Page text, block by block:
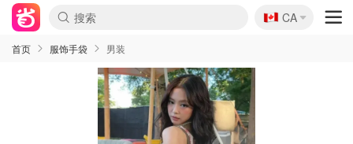
🇨🇦
CA
首页 服饰手袋 男装